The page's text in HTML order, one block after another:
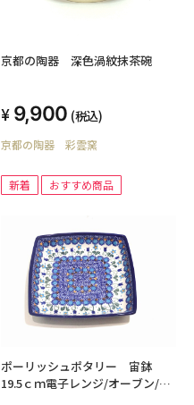
京都の陶器 深色渦紋抹茶碗
9,900 (税込)
京都の陶器 彩雲窯
新着 おすすめ商品
ポーリッシュポタリー 宙鉢
19.5ｃｍ電子レンジ/オーブン/食